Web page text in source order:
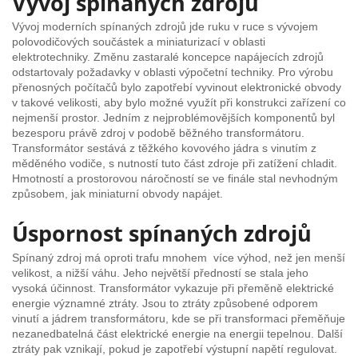
Vývoj moderních spínaných zdrojů jde ruku v ruce s vývojem
polovodičových součástek a miniaturizací v oblasti
elektrotechniky. Změnu zastaralé koncepce napájecích zdrojů
odstartovaly požadavky v oblasti výpočetní techniky. Pro výrobu
přenosných počítačů bylo zapotřebí vyvinout elektronické obvody
v takové velikosti, aby bylo možné využít při konstrukci zařízení co
nejmenší prostor. Jedním z nejproblémovějších komponentů byl
bezesporu právě zdroj v podobě běžného transformátoru.
Transformátor sestává z těžkého kovového jádra s vinutím z
měděného vodiče, s nutností tuto část zdroje při zatížení chladit.
Hmotností a prostorovou náročností se ve finále stal nevhodným
způsobem, jak miniaturní obvody napájet.
Úspornost spínaných zdrojů
Spínaný zdroj má oproti trafu mnohem více výhod, než jen menší
velikost, a nižší váhu. Jeho největší předností se stala jeho
vysoká účinnost. Transformátor vykazuje při přeměně elektrické
energie významné ztráty. Jsou to ztráty způsobené odporem
vinutí a jádrem transformátoru, kde se při transformaci přeměňuje
nezanedbatelná část elektrické energie na energii tepelnou. Další
ztráty pak vznikají, pokud je zapotřebí výstupní napětí regulovat.